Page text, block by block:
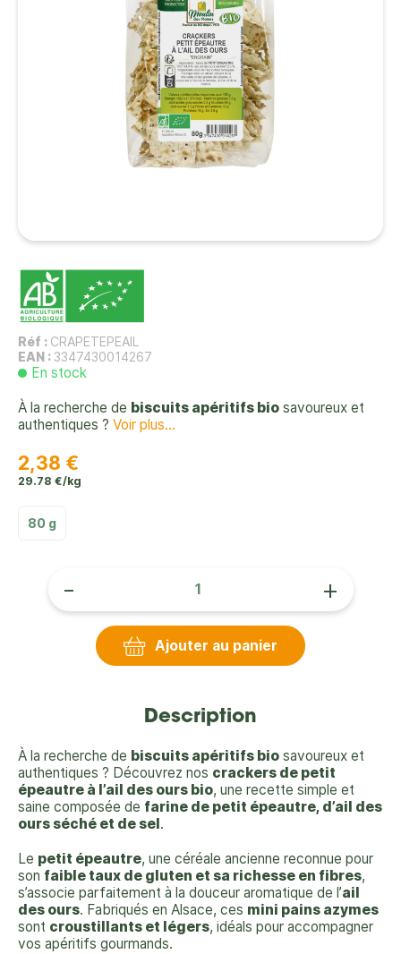
Réf : CRAPETEPEAIL
EAN : 3347430014267
En stock
À la recherche de biscuits apéritifs bio savoureux et
authentiques ? Voir plus...
2,38 €
29.78 €/kg
80 g
- +
Ajouter au panier
Description
À la recherche de biscuits apéritifs bio savoureux et
authentiques ? Découvrez nos crackers de petit
épeautre à l’ail des ours bio, une recette simple et
saine composée de farine de petit épeautre, d’ail des
ours séché et de sel .
Le petit épeautre, une céréale ancienne reconnue pour
son faible taux de gluten et sa richesse en fibres,
s’associe parfaitement à la douceur aromatique de l’ail
des ours. Fabriqués en Alsace, ces mini pains azymes
sont croustillants et légers, idéals pour accompagner
vos apéritifs gourmands.